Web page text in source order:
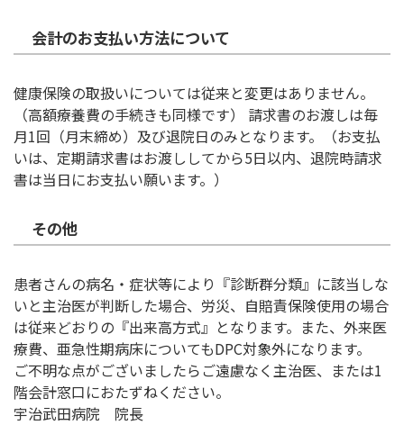
会計のお支払い方法について
健康保険の取扱いについては従来と変更はありません。
（高額療養費の手続きも同様です） 請求書のお渡しは毎
月1回（月末締め）及び退院日のみとなります。（お支払
いは、定期請求書はお渡ししてから5日以内、退院時請求
書は当日にお支払い願います。）
その他
患者さんの病名・症状等により『診断群分類』に該当しな
いと主治医が判断した場合、労災、自賠責保険使用の場合
は従来どおりの『出来高方式』となります。また、外来医
療費、亜急性期病床についてもDPC対象外になります。
ご不明な点がございましたらご遠慮なく主治医、または1
階会計窓口におたずねください。
宇治武田病院 院長